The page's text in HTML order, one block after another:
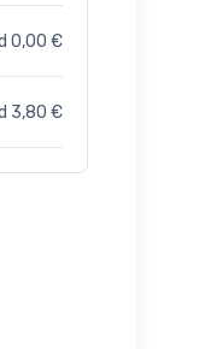
0,00 €
3,80 €